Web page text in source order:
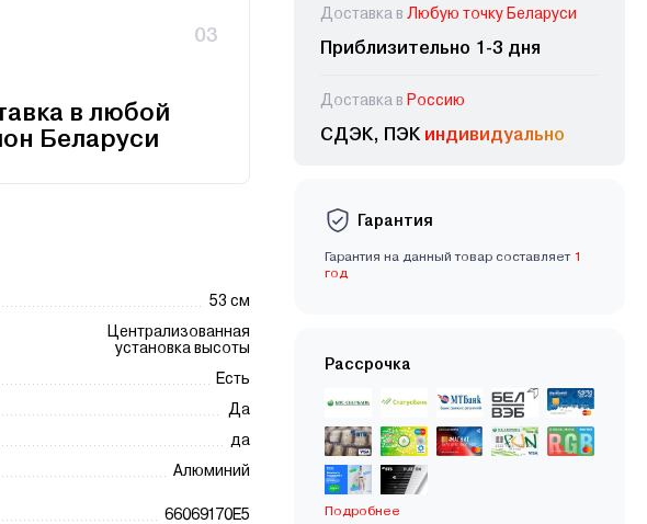
03
в любой
Беларуси
53 см
Централизованная
установка выcоты
Есть
Да
да
Алюминий
66069170E5
Доставка в Любую точку Беларуси
Приблизительно 1-3 дня
Доставка в Россию
СДЭК, ПЭК индивидуально
Гарантия
Гарантия на данный товар составляет 1
год
Рассрочка
Подробнее